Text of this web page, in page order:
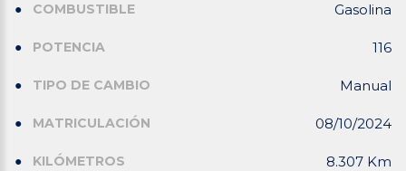
COMBUSTIBLE Gasolina
POTENCIA 116
TIPO DE CAMBIO Manual
MATRICULACIÓN 08/10/2024
KILÓMETROS 8.307 Km